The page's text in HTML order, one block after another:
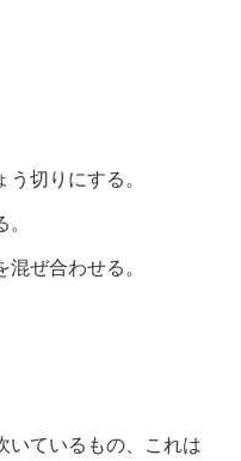
切りにする。
ぜ合わせる。
いているもの、これは